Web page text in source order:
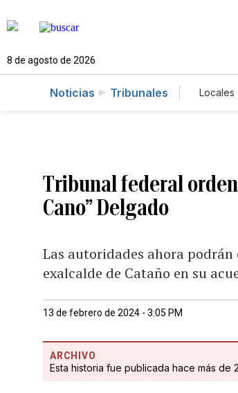
8 de agosto de 2026
Noticias Tribunales Locales
Tribunal federal
Cano” Delgado
Las autoridades ahora podrán
exalcalde de Cataño en su
13 de febrero de 2024 - 3:05 PM
ARCHIVO
Esta historia fue publicada hace más de